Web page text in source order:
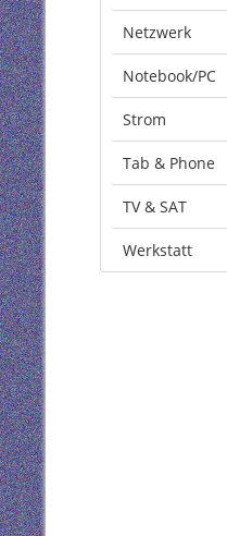
Netzwerk
Notebook/PC
Strom
Tab & Phone
TV & SAT
Werkstatt